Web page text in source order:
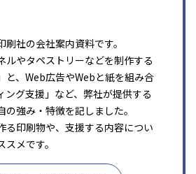
社の会社案内資料です。
ルやタペストリーなどを制作する
と、Web広告やWebと紙を組み合
ング支援」など、弊社が提供する
強み・特徴を記しました。
る印刷物や、支援する内容につい
メです。